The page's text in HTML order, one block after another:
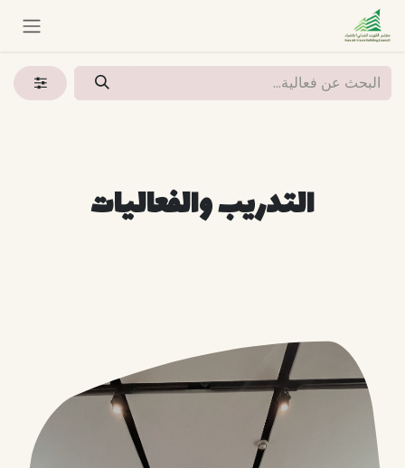
تخطي للذهاب إلى المحتوى
التدريب والفعاليات